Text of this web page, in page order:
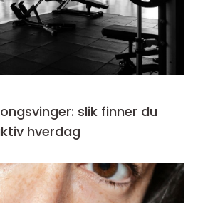
slik finner du
hverdag